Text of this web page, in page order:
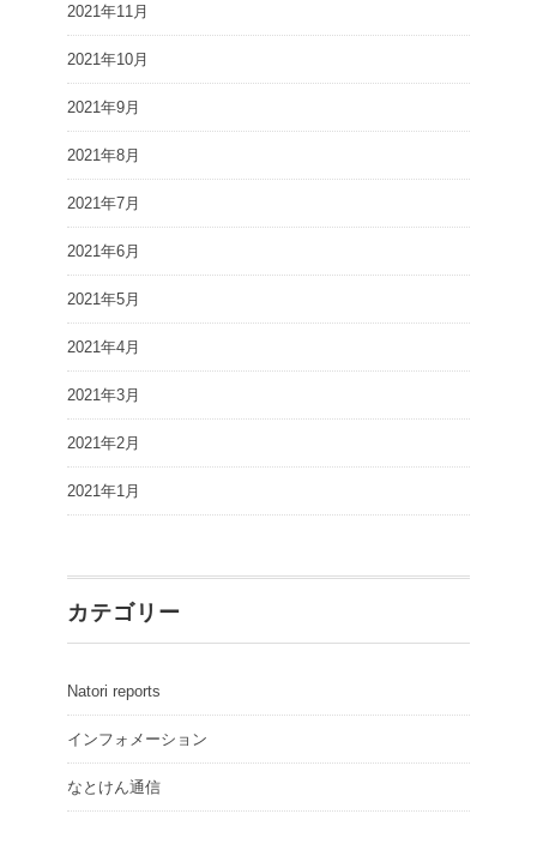
2021年11月
2021年10月
2021年9月
2021年8月
2021年7月
2021年6月
2021年5月
2021年4月
2021年3月
2021年2月
2021年1月
カテゴリー
Natori reports
インフォメーション
なとけん通信